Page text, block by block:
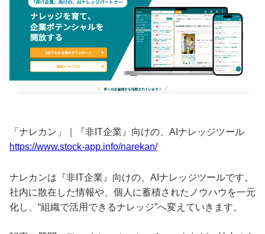
「ナレカン」｜『非IT企業』向けの、AIナレッジツール
https://www.stock-app.info/narekan/
ナレカンは『非IT企業』向けの、AIナレッジツールです。
社内に散在した情報や、個人に蓄積されたノウハウを一元
化し、“組織で活用できるナレッジ”へ変えていきます。